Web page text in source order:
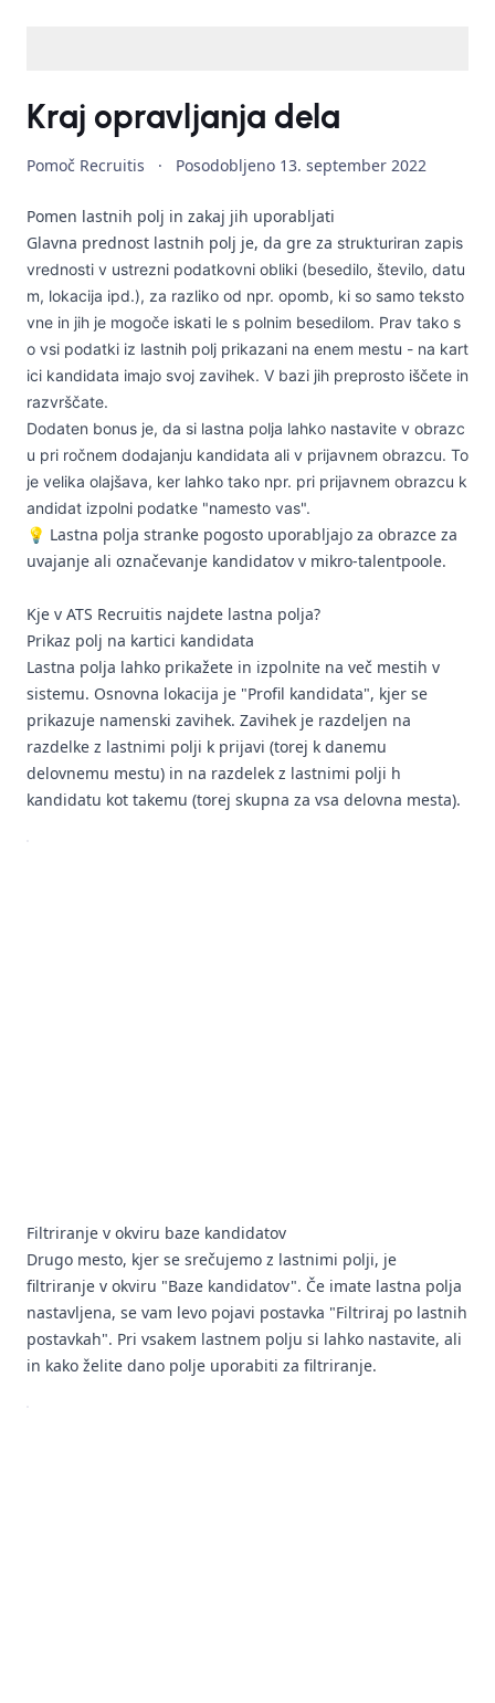
Kraj opravljanja dela
Pomoč Recruitis · Posodobljeno 13. september 2022
Pomen lastnih polj in zakaj jih uporabljati
Glavna prednost lastnih polj je, da gre za strukturiran zapis
vrednosti v ustrezni podatkovni obliki (besedilo, število, datu
m, lokacija ipd.), za razliko od npr. opomb, ki so samo teksto
vne in jih je mogoče iskati le s polnim besedilom. Prav tako s
o vsi podatki iz lastnih polj prikazani na enem mestu - na kart
ici kandidata imajo svoj zavihek. V bazi jih preprosto iščete in
razvrščate.
Dodaten bonus je, da si lastna polja lahko nastavite v obrazc
u pri ročnem dodajanju kandidata ali v prijavnem obrazcu. To
je velika olajšava, ker lahko tako npr. pri prijavnem obrazcu k
andidat izpolni podatke "namesto vas".
💡 Lastna polja stranke pogosto uporabljajo za obrazce za
uvajanje ali označevanje kandidatov v mikro-talentpoole.
Kje v ATS Recruitis najdete lastna polja?
Prikaz polj na kartici kandidata
Lastna polja lahko prikažete in izpolnite na več mestih v
sistemu. Osnovna lokacija je "Profil kandidata", kjer se
prikazuje namenski zavihek. Zavihek je razdeljen na
razdelke z lastnimi polji k prijavi (torej k danemu
delovnemu mestu) in na razdelek z lastnimi polji h
kandidatu kot takemu (torej skupna za vsa delovna mesta).
Filtriranje v okviru baze kandidatov
Drugo mesto, kjer se srečujemo z lastnimi polji, je
filtriranje v okviru "Baze kandidatov". Če imate lastna polja
nastavljena, se vam levo pojavi postavka "Filtriraj po lastnih
postavkah". Pri vsakem lastnem polju si lahko nastavite, ali
in kako želite dano polje uporabiti za filtriranje.